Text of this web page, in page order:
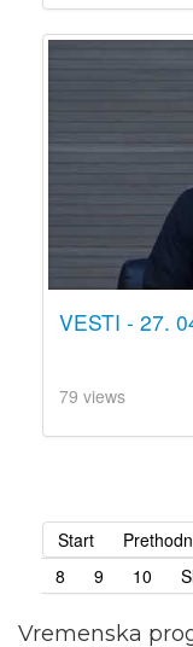
VESTI - 27.
79 views
Start
8
9 10
Vremenska